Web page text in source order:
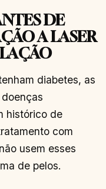
DE
A LASER
diabetes, as
histórico de
com
usem esses
de pelos.